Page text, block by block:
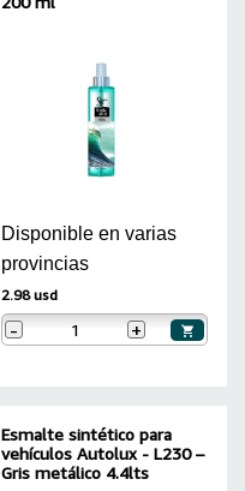
Disponible en varias
provincias
2.98 usd
- +
Esmalte sintético para
vehículos Autolux - L230 –
Gris metálico 4.4lts